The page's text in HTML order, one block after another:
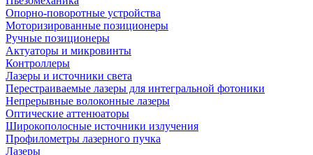
Опорно-поворотные устройства
Моторизированные позиционеры
Ручные позиционеры
Актуаторы и микровинты
Контроллеры
Лазеры и источники света
Перестраиваемые лазеры для интегральной фотоники
Непрерывные волоконные лазеры
Оптические аттенюаторы
Широкополосные источники излучения
Профилометры лазерного пучка
Лазеры